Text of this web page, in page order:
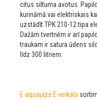
citus siltuma avotus.
kurināmā vai elektriskais
uzstādīt TPK 210-12 tipa
Dažām tvertnēm ir arī
traukam ir satura ūdens
līdz 300 litriem.
E-aquajazz.E-veikala